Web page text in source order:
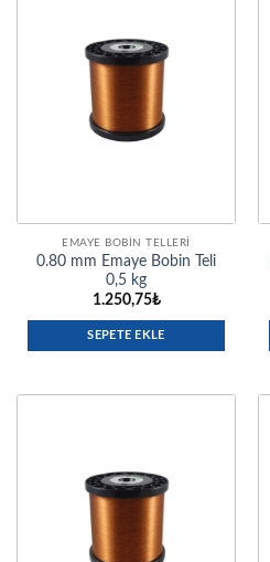
EMAYE BOBIN TELLERI
0.80 mm Emaye Bobin Teli
0,5 kg
1.250,75₺
SEPETE EKLE